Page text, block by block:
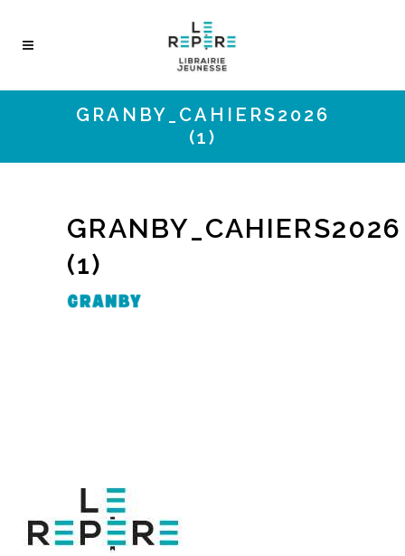
GRANBY_CAHIERS2026
(1)
GRANBY_CAHIERS2026
(1)